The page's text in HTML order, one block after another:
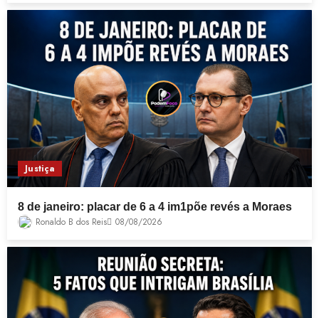
Justiça
8 de janeiro: placar de 6 a 4 im1põe revés a Moraes
Ronaldo B dos Reis 08/08/2026